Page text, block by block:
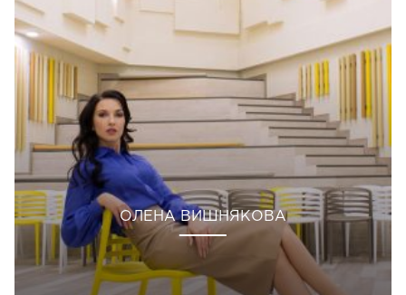
ОЛЕНА ВИШНЯКОВА